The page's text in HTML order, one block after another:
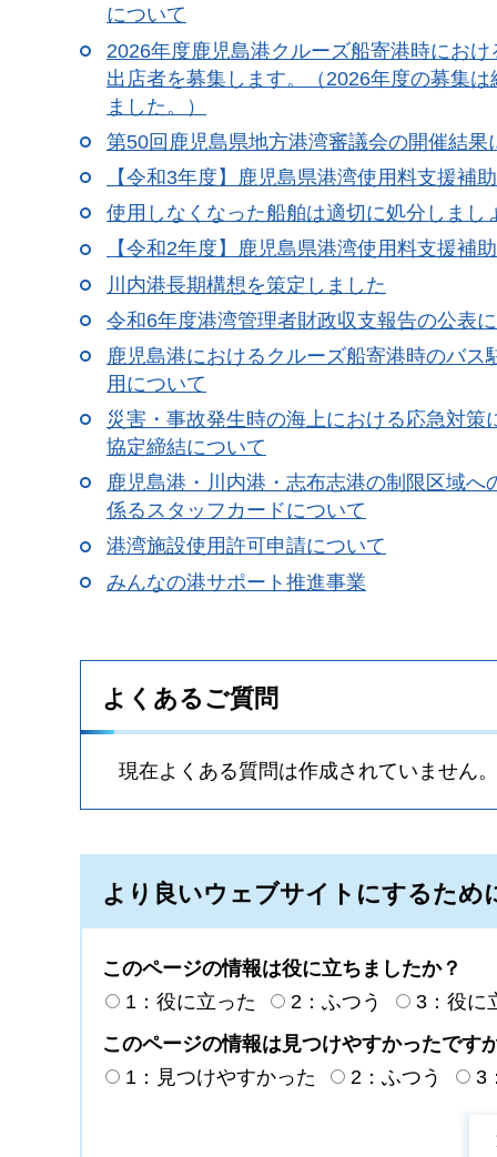
について
2026年度鹿児島港クルーズ船寄港時におけ
出店者を募集します。（2026年度の募集は
ました。）
第50回鹿児島県地方港湾審議会の開催結果
【令和3年度】鹿児島県港湾使用料支援補
使用しなくなった船舶は適切に処分しまし
【令和2年度】鹿児島県港湾使用料支援補
川内港長期構想を策定しました
令和6年度港湾管理者財政収支報告の公表
鹿児島港におけるクルーズ船寄港時のバス
用について
災害・事故発生時の海上における応急対策
協定締結について
鹿児島港・川内港・志布志港の制限区域へ
係るスタッフカードについて
港湾施設使用許可申請について
みんなの港サポート推進事業
よくあるご質問
現在よくある質問は作成されていません。
より良いウェブサイトにするた
このページの情報は役に立ちましたか？
1：役に立った
2：ふつう
3：役に
このページの情報は見つけやすかったです
1：見つけやすかった
2：ふつう 3